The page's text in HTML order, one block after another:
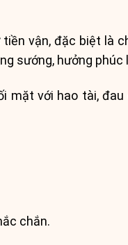
vận, đặc biệt là
sướng, hưởng phúc
mặt với hao tài,
chắn.